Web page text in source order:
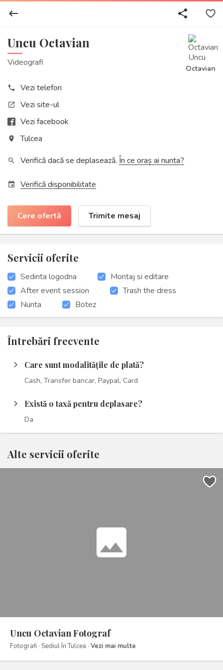
keyboard_backspace share
Uncu Octavian
Videografi
Octavian
phone Vezi telefon
open_in_new
Vezi site-ul
Vezi facebook
place Tulcea
search Verifică dacă se deplasează. În ce oraș ai nunta?
event Verifică disponibilitate
Cere ofertă Trimite mesaj
Servicii oferite
Sedinta logodna
Montaj si editare
After event session
Trash the dress
Nunta
Botez
Întrebări frecvente
arrow_forward_ios Care sunt modalitățile de plată?
Cash, Transfer bancar, Paypal, Card
arrow_forward_ios Există o taxă pentru deplasare?
Da
Alte servicii oferite
photo
Uncu Octavian Fotograf
Fotografi · Sediul în Tulcea · Vezi mai multe